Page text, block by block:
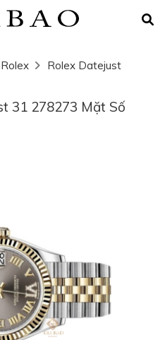
Rolex Rolex Datejust
31 278273 Mặt Số